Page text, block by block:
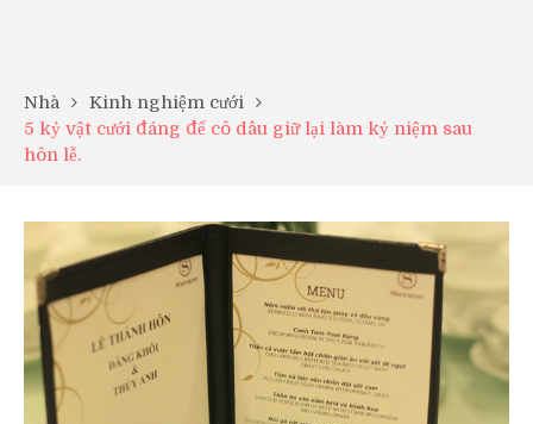
Nhà
Kinh nghiệm cưới
5 kỷ vật cưới đáng để cô dâu giữ lại làm kỷ niệm sau
hôn lễ.